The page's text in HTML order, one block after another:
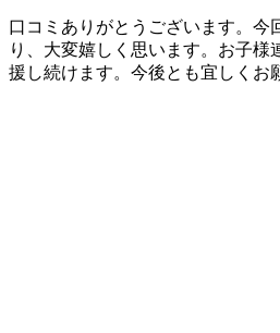
口コミありがとうございます。
り、大変嬉しく思います。お子
援し続けます。今後とも宜しくお